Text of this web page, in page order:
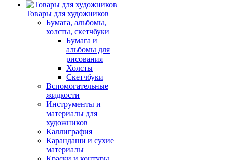
Товары для художников
Бумага, альбомы,
холсты, скетчбуки
Бумага и
альбомы для
рисования
Холсты
Скетчбуки
Вспомогательные
жидкости
Инструменты и
материалы для
художников
Каллиграфия
Карандаши и сухие
материалы